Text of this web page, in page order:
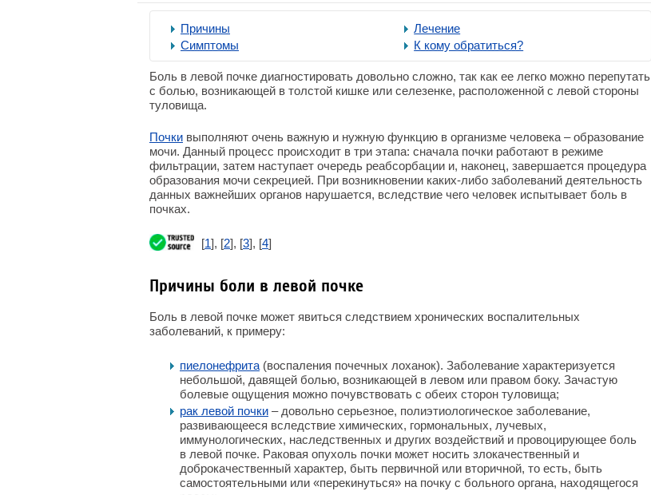
Причины
Симптомы
Лечение
К кому обратиться?
Боль в левой почке диагностировать довольно сложно, так как ее легко можно перепутать
с болью, возникающей в толстой кишке или селезенке, расположенной с левой стороны
туловища.
Почки выполняют очень важную и нужную функцию в организме человека – образование
мочи. Данный процесс происходит в три этапа: сначала почки работают в режиме
фильтрации, затем наступает очередь реабсорбации и, наконец, завершается процедура
образования мочи секрецией. При возникновении каких-либо заболеваний деятельность
данных важнейших органов нарушается, вследствие чего человек испытывает боль в
почках.
[1], [2], [3], [4]
Причины боли в левой почке
Боль в левой почке может явиться следствием хронических воспалительных
заболеваний, к примеру:
пиелонефрита (воспаления почечных лоханок). Заболевание характеризуется
небольшой, давящей болью, возникающей в левом или правом боку. Зачастую
болевые ощущения можно почувствовать с обеих сторон туловища;
рак левой почки – довольно серьезное, полиэтиологическое заболевание,
развивающееся вследствие химических, гормональных, лучевых,
иммунологических, наследственных и других воздействий и провоцирующее боль
в левой почке. Раковая опухоль почки может носить злокачественный и
доброкачественный характер, быть первичной или вторичной, то есть, быть
самостоятельными или «перекинуться» на почку с больного органа, находящегося